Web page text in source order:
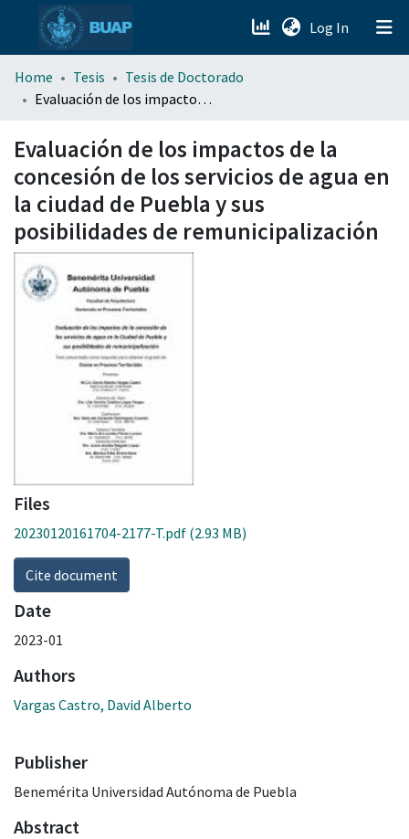
Log In (current)
menu.section.about_menu
Home Tesis
Tesis de Doctorado
Evaluación de los impactos de la concesión de los servicios de agua en la ciudad de Puebla y sus posibilidades de remunicipalización
Evaluación de los impactos de la
concesión de los servicios de agua en
la ciudad de Puebla y sus
posibilidades de remunicipalización
Files
20230120161704-2177-T.pdf (2.93 MB)
Cite document
Date
2023-01
Authors
Vargas Castro, David Alberto
Publisher
Benemérita Universidad Autónoma de Puebla
Abstract